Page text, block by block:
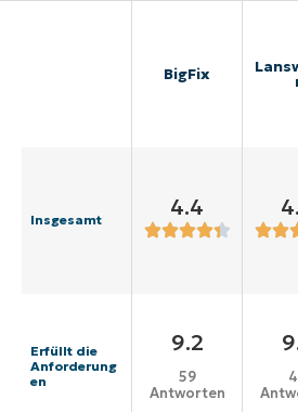
BigFix
Insgesamt 4.4
Erfüllt die
Anforderung
en
9.2
59
Antworten